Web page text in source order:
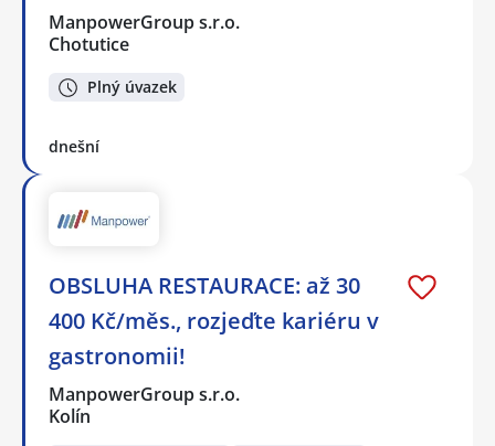
ManpowerGroup s.r.o.
Chotutice
Plný úvazek
dnešní
OBSLUHA RESTAURACE: až 30
400 Kč/měs., rozjeďte kariéru v
gastronomii!
ManpowerGroup s.r.o.
Kolín